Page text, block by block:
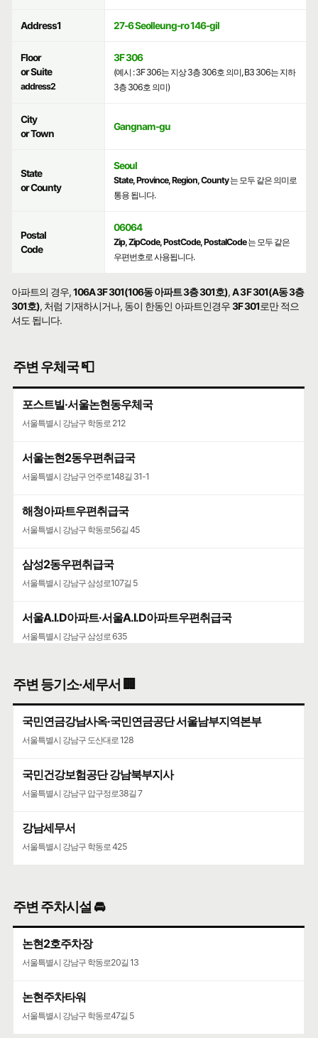
Address1 27-6 Seolleung-ro 146-gil
Floor
or Suite
address2
3F 306
(예시 : 3F 306는 지상 3층 306호 의미, B3 306는 지하
3층 306호 의미)
City
or Town
Gangnam-gu
State
or County
Seoul
State, Province, Region, County는 모두 같은 의미로
통용 됩니다.
Postal
Code
06064
Zip, ZipCode, PostCode, PostalCode는 모두 같은
우편번호로 사용됩니다.
아파트의 경우,106A 3F 301(106동 아파트 3층 301호),A 3F 301(A동 3층
301호), 처럼 기재하시거나, 동이 한동인 아파트인경우3F 301로만 적으
셔도 됩니다.
주변 우체국 📮
포스트빌·서울논현동우체국
서울특별시 강남구 학동로 212
서울논현2동우편취급국
서울특별시 강남구 언주로148길 31-1
해청아파트우편취급국
서울특별시 강남구 학동로56길 45
삼성2동우편취급국
서울특별시 강남구 삼성로107길 5
서울A.I.D아파트·서울A.I.D아파트우편취급국
서울특별시 강남구 삼성로 635
서울특별시 강남구 선릉로 572
청담청하우편취급국
서울특별시 강남구 도산대로 507
주변 등기소·세무서 🏢
국민연금강남사옥·국민연금공단 서울남부지역본부
서울특별시 강남구 도산대로 128
국민건강보험공단 강남북부지사
서울특별시 강남구 압구정로38길 7
강남세무서
서울특별시 강남구 학동로 425
주변 주차시설 🚘
논현2호주차장
서울특별시 강남구 학동로20길 13
논현주차타워
서울특별시 강남구 학동로47길 5